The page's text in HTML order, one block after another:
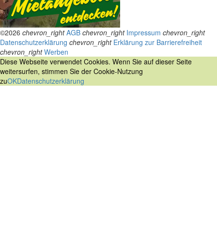
©2026 chevron_right AGB chevron_right Impressum chevron_right
Datenschutzerklärung chevron_right Erklärung zur Barrierefreiheit
chevron_right Werben
Diese Webseite verwendet Cookies. Wenn Sie auf dieser Seite
weitersurfen, stimmen Sie der Cookie-Nutzung
zuOKDatenschutzerklärung